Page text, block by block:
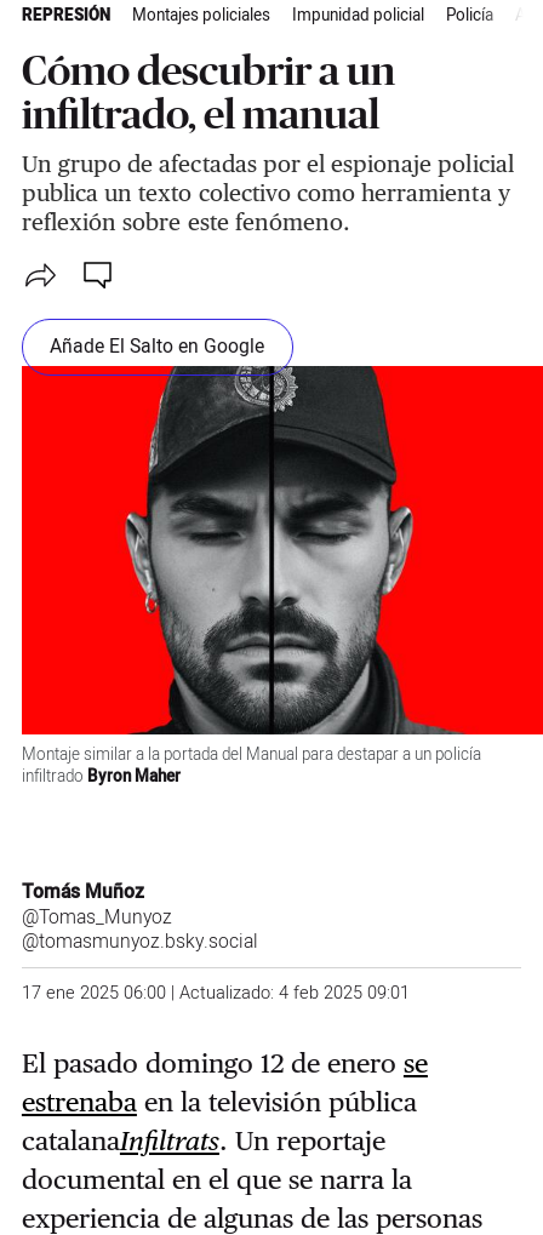
REPRESIÓN Montajes policiales Impunidad policial Policía
Cómo descubrir a un
infiltrado, el manual
Un grupo de afectadas por el espionaje policial
publica un texto colectivo como herramienta y
reflexión sobre este fenómeno.
Añade El Salto en Google
Montaje similar a la portada del Manual para destapar a un policía
infiltrado Byron Maher
Tomás Muñoz
@Tomas_Munyoz
@tomasmunyoz.bsky.social
17 ene 2025 06:00 | Actualizado: 4 feb 2025 09:01
El pasado domingo 12 de enero se
estrenabaen la televisión pública
catalanaInfiltrats. Un reportaje
documental en el que se narra la
experiencia de algunas de las personas